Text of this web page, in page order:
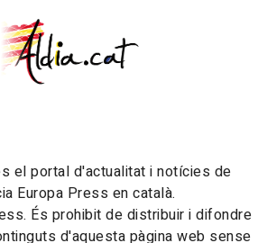
el portal d'actualitat i notícies de
Europa Press en català.
És prohibit de distribuir i difondre
d'aquesta pàgina web sense